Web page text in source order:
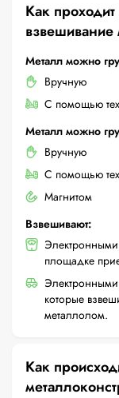
Как проходит
взвешивание
Металл можно
Вручную
С помощью
Металл можно
Вручную
С помощью
Магнитом
Взвешивают:
площадке
которые
металлолом.
Как